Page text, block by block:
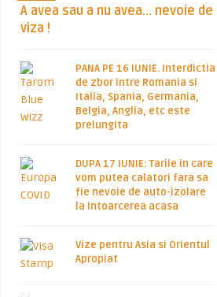
A avea sau a nu avea… nevoie de
viza !
PANA PE 16 IUNIE. Interdictia
de zbor intre Romania si
Italia, Spania, Germania,
Belgia, Anglia, etc este
prelungita
DUPA 17 IUNIE: Tarile in care
vom putea calatori fara sa
fie nevoie de auto-izolare
la intoarcerea acasa
Vize pentru Asia si Orientul
Apropiat